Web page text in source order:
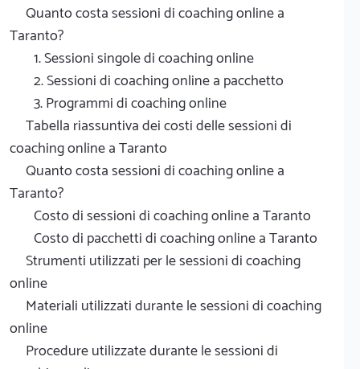
Quanto costa sessioni di coaching online a
Taranto?
1. Sessioni singole di coaching online
2. Sessioni di coaching online a pacchetto
3. Programmi di coaching online
Tabella riassuntiva dei costi delle sessioni di
coaching online a Taranto
Quanto costa sessioni di coaching online a
Taranto?
Costo di sessioni di coaching online a Taranto
Costo di pacchetti di coaching online a Taranto
Strumenti utilizzati per le sessioni di coaching
online
Materiali utilizzati durante le sessioni di coaching
online
Procedure utilizzate durante le sessioni di